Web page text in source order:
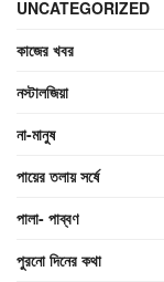
UNCATEGORIZED
কাজের খবর
নস্টালজিয়া
না-মানুষ
পায়ের তলায় সর্ষে
পালা- পাব্বণ
পুরনো দিনের কথা